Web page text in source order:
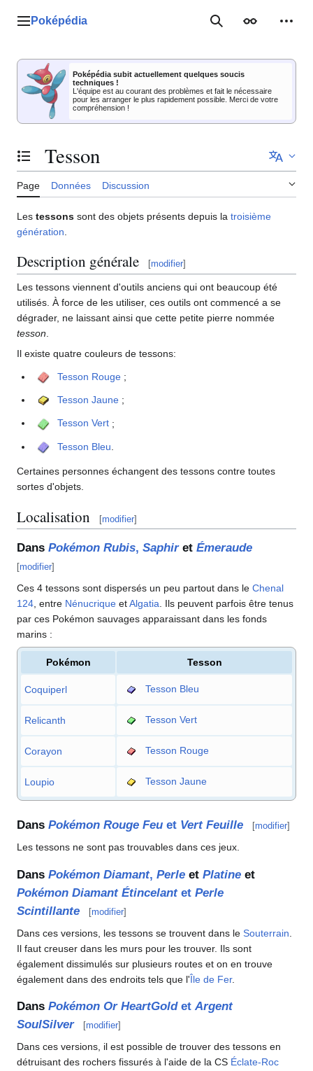
Menu principal
Poképédia RechercherApparence
Poképédia subit actuellement quelques soucis
techniques !
L'équipe est au courant des problèmes et fait le nécessaire
pour les arranger le plus rapidement possible. Merci de votre
compréhension !
Basculer la table des matières
Tesson
Page Données Discussion
Les tessons sont des objets présents depuis la troisième
génération
Description générale [modifier]
Les tessons viennent d'outils anciens qui ont beaucoup été
utilisés. À force de les utiliser, ces outils ont commencé a se
dégrader, ne laissant ainsi que cette petite pierre nommée
tesson
Il existe quatre couleurs de tessons:
Tesson Rouge ;
Tesson Jaune ;
Tesson Vert ;
Tesson Bleu
Certaines personnes échangent des tessons contre toutes
sortes d'objets.
Localisation [modifier]
Dans Pokémon Rubis, Saphiret Émeraude
[modifier]
Ces 4 tessons sont dispersés un peu partout dans le Chenal
124 , entre Nénucrique etAlgatia . Ils peuvent parfois être tenus
par ces Pokémon sauvages apparaissant dans les fonds
marins :
Pokémon Tesson
Coquiperl Tesson Bleu
Relicanth Tesson Vert
Corayon Tesson Rouge
Loupio Tesson Jaune
Dans Pokémon Rouge Feu et Vert Feuille [modifier]
Les tessons ne sont pas trouvables dans ces jeux.
Dans Pokémon Diamant, Perle et Platine et
Pokémon Diamant Étincelantet Perle
Scintillante
[modifier]
Dans ces versions, les tessons se trouvent dans le Souterrain
Il faut creuser dans les murs pour les trouver. Ils sont
également dissimulés sur plusieurs routes et on en trouve
également dans des endroits tels que l'Île de Fer.
Dans Pokémon Or HeartGoldet Argent
SoulSilver
[modifier]
Dans ces versions, il est possible de trouver des tessons en
détruisant des rochers fissurés à l'aide de la CS Éclate-Roc